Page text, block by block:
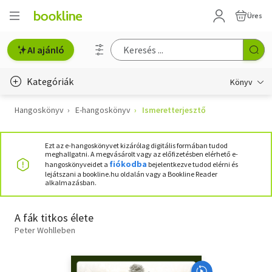
Üres
AI ajánló
Kategóriák Könyv
Életmód, egészség
Erotika
Gyermek- és ifjúsági
Hobbi, szabadidő
Irodalom
Hangoskönyv E-hangoskönyv Ismeretterjesztő
Ezt az e-hangoskönyvet kizárólag digitális formában tudod
meghallgatni. A megvásárolt vagy az előfizetésben elérhető e-
hangoskönyveidet a fiókodba bejelentkezve tudod elérni és
lejátszani a bookline.hu oldalán vagy a Bookline Reader
alkalmazásban.
A fák titkos élete
Peter Wohlleben